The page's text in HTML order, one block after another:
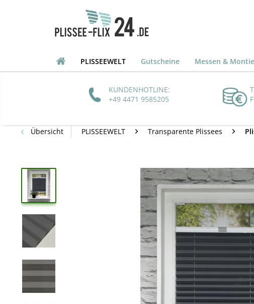
PLISSEEWELT Gutscheine Messen &
KUNDENHOTLINE:
+49 4471 9585205
Übersicht PLISSEEWELT Transparente Plissees